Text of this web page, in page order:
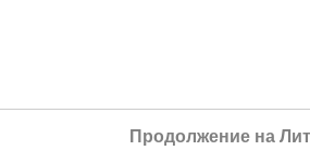
Продолжение на